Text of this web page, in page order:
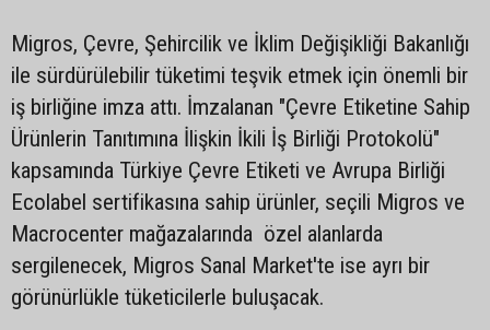
Migros, Çevre, Şehircilik ve İklim Değişikliği Bakanlığı
ile sürdürülebilir tüketimi teşvik etmek için önemli bir
iş birliğine imza attı. İmzalanan "Çevre Etiketine Sahip
Ürünlerin Tanıtımına İlişkin İkili İş Birliği Protokolü"
kapsamında Türkiye Çevre Etiketi ve Avrupa Birliği
Ecolabel sertifikasına sahip ürünler, seçili Migros ve
Macrocenter mağazalarında özel alanlarda
sergilenecek, Migros Sanal Market'te ise ayrı bir
görünürlükle tüketicilerle buluşacak.